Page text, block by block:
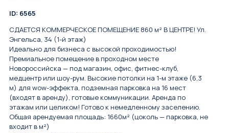
ID: 6565
СДАЕТСЯ КОММЕРЧЕСКОЕ ПОМЕЩЕНИЕ 860 м² В ЦЕНТРЕ! Ул.
Энгельса, 34 (1-й этаж)
Идеально для бизнеса с высокой проходимостью!
Премиальное помещение в проходном месте
Новороссийска — под магазин, офис, фитнес-клуб,
медцентр или шоу-рум. Высокие потолки на 1-м этаже (6,3
м) для wow-эффекта, подземная парковка на 16 мест
(входят в аренду), готовые коммуникации. Аренда по
этажам или целиком! Готово к немедленному заселению.
Общая арендуемая площадь: 1660м² (цоколь — парковка, не
входит в м²)